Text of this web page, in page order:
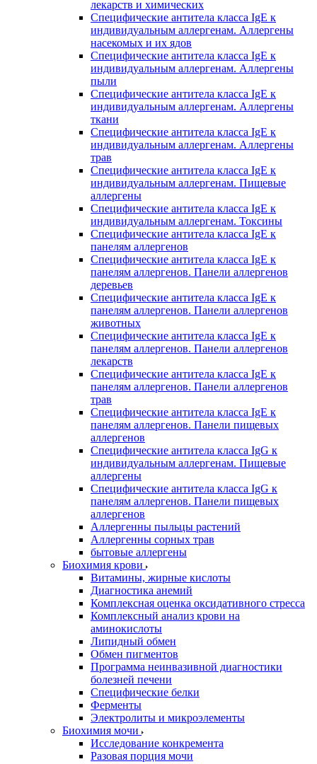
лекарств и химических
Специфические антитела класса IgE к
индивидуальным аллергенам. Аллергены
насекомых и их ядов
Специфические антитела класса IgE к
индивидуальным аллергенам. Аллергены
пыли
Специфические антитела класса IgE к
индивидуальным аллергенам. Аллергены
ткани
Специфические антитела класса IgE к
индивидуальным аллергенам. Аллергены
трав
Специфические антитела класса IgE к
индивидуальным аллергенам. Пищевые
аллергены
Специфические антитела класса IgE к
индивидуальным аллергенам. Токсины
Специфические антитела класса IgE к
панелям аллергенов
Специфические антитела класса IgE к
панелям аллергенов. Панели аллергенов
деревьев
Специфические антитела класса IgE к
панелям аллергенов. Панели аллергенов
животных
Специфические антитела класса IgE к
панелям аллергенов. Панели аллергенов
лекарств
Специфические антитела класса IgE к
панелям аллергенов. Панели аллергенов
трав
Специфические антитела класса IgE к
панелям аллергенов. Панели пищевых
аллергенов
Специфические антитела класса IgG к
индивидуальным аллергенам. Пищевые
аллергены
Специфические антитела класса IgG к
панелям аллергенов. Панели пищевых
аллергенов
Аллергенны пыльцы растений
Аллергенны сорных трав
бытовые аллергены
Биохимия крови
Витамины, жирные кислоты
Диагностика анемий
Комплексная оценка оксидативного стресса
Комплексный анализ крови на
аминокислоты
Липидный обмен
Обмен пигментов
Программа неинвазивной диагностики
болезней печени
Специфические белки
Ферменты
Электролиты и микроэлементы
Биохимия мочи
Исследование конкремента
Разовая порция мочи